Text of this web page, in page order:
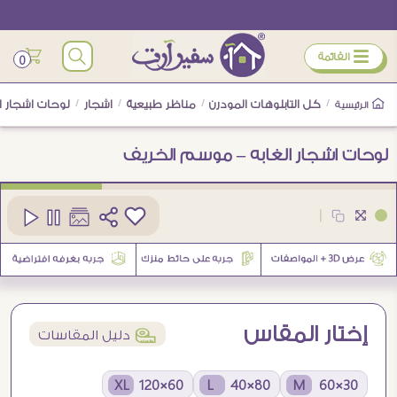
ÿ القائمة 0
الرئيسية / كل التابلوهات المودرن / مناظر طبيعية / اشجار / لوحات اشجار
لوحات اشجار الغابه – موسم الخريف
إختار المقاس í دليل المقاسات
30×60 M
80×40 L
60×120 XL